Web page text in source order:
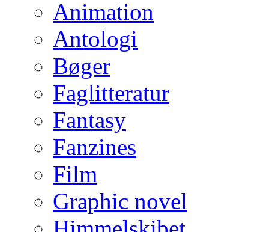
Animation
Antologi
Bøger
Faglitteratur
Fantasy
Fanzines
Film
Graphic novel